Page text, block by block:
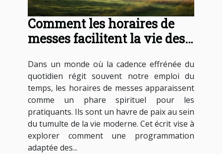
Comment les horaires de
messes facilitent la vie des
Dans un monde où la cadence effrénée du
quotidien régit souvent notre emploi du
temps, les horaires de messes apparaissent
comme un phare spirituel pour les
pratiquants. Ils sont un havre de paix au sein
du tumulte de la vie moderne. Cet écrit vise à
explorer comment une programmation
adaptée des...